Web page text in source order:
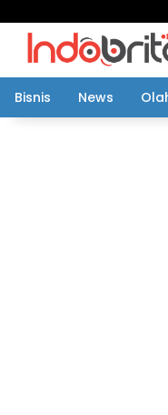
Bisnis News